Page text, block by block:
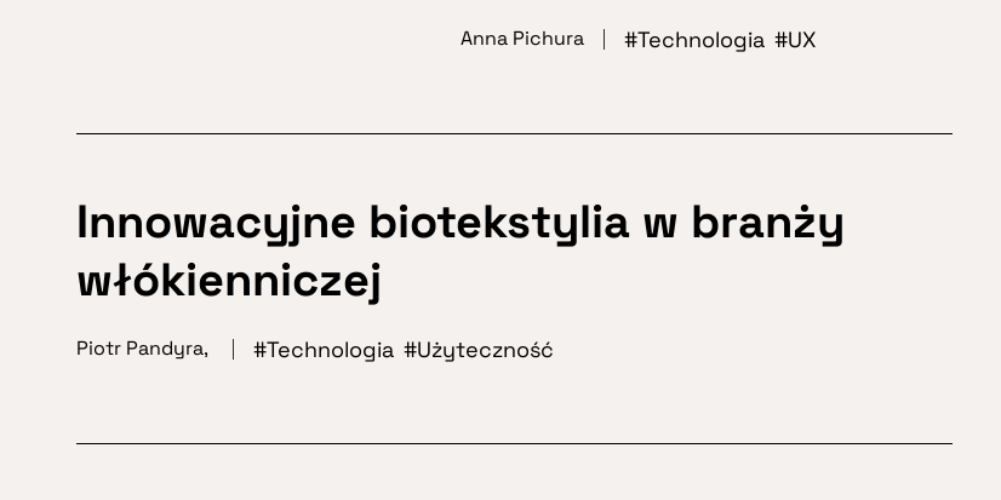
Anna Pichura Technologia UX
Innowacyjne biotekstylia w branży
włókienniczej
Piotr Pandyra, Technologia Użyteczność